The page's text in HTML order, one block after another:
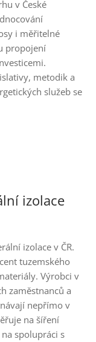
v České
i měřitelné
propojení
metodik a
služeb se
izolace
izolace v ČR.
tuzemského
Výrobci v
zaměstnanců a
nepřímo v
na šíření
spolupráci s